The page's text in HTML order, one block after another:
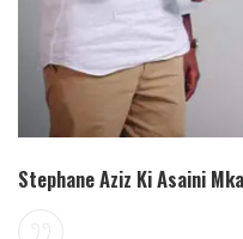
Stephane Aziz Ki Asaini